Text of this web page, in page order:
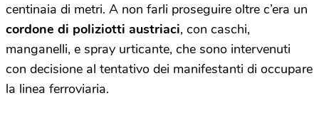
centinaia di metri. A non farli proseguire oltre c’era un
cordone di poliziotti austriaci, con caschi,
manganelli, e spray urticante, che sono intervenuti
con decisione al tentativo dei manifestanti di occupare
la linea ferroviaria.